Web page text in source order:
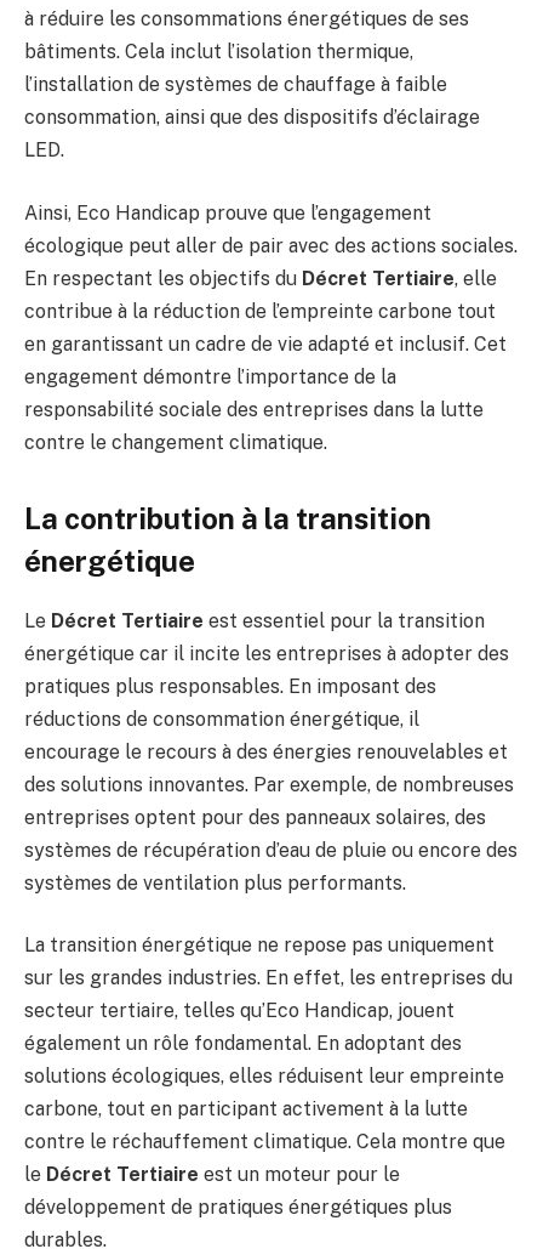
à réduire les consommations énergétiques de ses
bâtiments. Cela inclut l’isolation thermique,
l’installation de systèmes de chauffage à faible
consommation, ainsi que des dispositifs d’éclairage
LED.
Ainsi, Eco Handicap prouve que l’engagement
écologique peut aller de pair avec des actions sociales.
En respectant les objectifs du Décret Tertiaire, elle
contribue à la réduction de l’empreinte carbone tout
en garantissant un cadre de vie adapté et inclusif. Cet
engagement démontre l’importance de la
responsabilité sociale des entreprises dans la lutte
contre le changement climatique.
La contribution à la transition
énergétique
Le Décret Tertiaire est essentiel pour la transition
énergétique car il incite les entreprises à adopter des
pratiques plus responsables. En imposant des
réductions de consommation énergétique, il
encourage le recours à des énergies renouvelables et
des solutions innovantes. Par exemple, de nombreuses
entreprises optent pour des panneaux solaires, des
systèmes de récupération d’eau de pluie ou encore des
systèmes de ventilation plus performants.
La transition énergétique ne repose pas uniquement
sur les grandes industries. En effet, les entreprises du
secteur tertiaire, telles qu’Eco Handicap, jouent
également un rôle fondamental. En adoptant des
solutions écologiques, elles réduisent leur empreinte
carbone, tout en participant activement à la lutte
contre le réchauffement climatique. Cela montre que
le Décret Tertiaire est un moteur pour le
développement de pratiques énergétiques plus
durables.